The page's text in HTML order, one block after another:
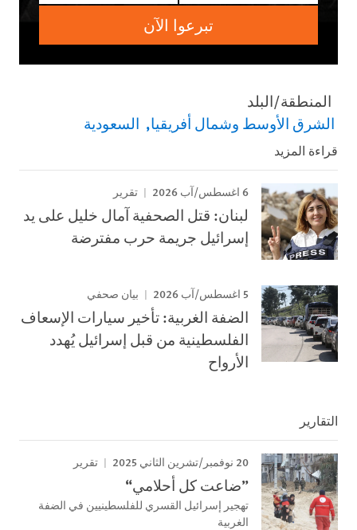
تبرعوا الآن
المنطقة/البلد
الشرق الأوسط وشمال أفريقيا السعودية
قراءة المزيد
6 اغسطس/آب 2026 تقرير
لبنان: قتل الصحفية آمال خليل على يد
إسرائيل جريمة حرب مفترضة
5 اغسطس/آب 2026 بيان صحفي
الضفة الغربية: تأخير سيارات الإسعاف
الفلسطينية من قبل إسرائيل يُهدد
الأرواح
التقارير
20 نوفمبر/تشرين الثاني 2025 تقرير
”ضاعت كل أحلامي“
تهجير إسرائيل القسري للفلسطينيين في الضفة
الغربية